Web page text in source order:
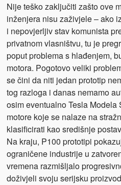
Nije teško zaključiti zašto ove
inženjera nisu zaživjele – ako
i nepovjerljiv stav komunista
privatnom vlasništvu, tu je
poput problema s hlađenjem,
motora. Pogotovo veliki
se čini da niti jedan prototip
tog razloga i danas nemamo
osim eventualno Tesla Modela
motore koje se nalaze na
klasificirati kao središnje
Na kraju, P100 prototipi
ograničene industrije u
vremena razmišljalo
doživjeli svoju serijsku